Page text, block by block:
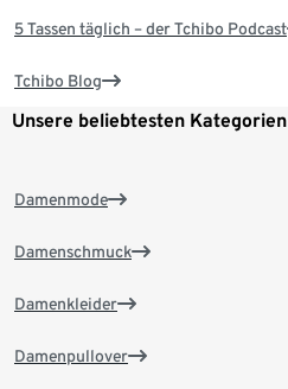
5 Tassen täglich – der Tchibo Podcast
Tchibo Blog
Unsere beliebtesten Kategorien
Damenmode
Damenschmuck
Damenkleider
Damenpullover